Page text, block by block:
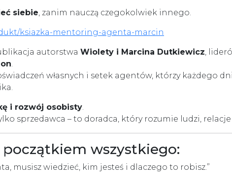
siebie, zanim nauczą czegokolwiek innego.
ksiazka-mentoring-agenta-marcin
autorstwa Wiolety i Marcina Dutkiewicz,
.
własnych i setek agentów, którzy każdego
i rozwój osobisty.
sprzedawca – to doradca, który rozumie ludzi, relacje
początkiem wszystkiego:
musisz wiedzieć, kim jesteś i dlaczego to robisz.”